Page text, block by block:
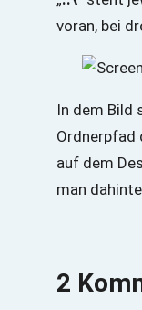
voran, bei
In dem Bild
Ordnerpfad
auf dem
man
2